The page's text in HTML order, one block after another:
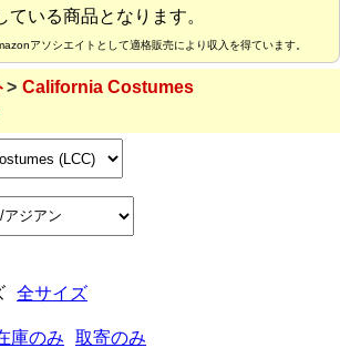
ている商品となります。
アソシエイトとして適格販売により収入を得ています。
California Costumes
全サイズ
庫のみ 取寄のみ